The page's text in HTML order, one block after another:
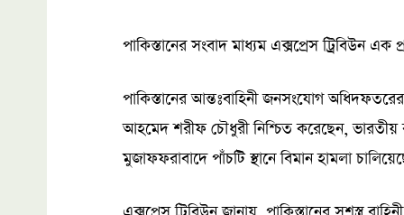
পাকিস্তানের সংবাদ মাধ্যম এক্সপ্রেস ট্রিবিউন
পাকিস্তানের আন্তঃবাহিনী জনসংযোগ
আহমেদ শরীফ চৌধুরী নিশ্চিত করেছেন, ভারতীয়
মুজাফফরাবাদে পাঁচটি স্থানে বিমান হামলা